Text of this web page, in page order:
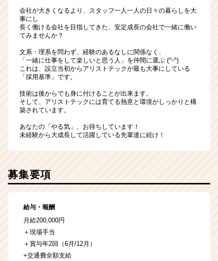
会社が大きくなるより、スタッフ一人一人の日々の暮らしを大
事にし
長く働ける会社を目指してきた、安定成長の会社で一緒に働い
てみませんか？
文系・理系を問わず、経験のあるなしに関係なく、
「一緒に仕事をして楽しいと思う人」を仲間に選ぶ (^-^)
これは、設立当初からアリストテックが最も大事にしている
「採用基準」です。
技術は後からでも身に付けることが出来ます。
そして、アリストテックには育てる熱意と環境がしっかりと構
築されています。
あなたの「やる気」、お待ちしています！
未経験から大成長して活躍している先輩達に続け！
募集要項
給与・報酬
月給200,000円
＋現場手当
＋賞与年2回（6月/12月）
+交通費全額支給